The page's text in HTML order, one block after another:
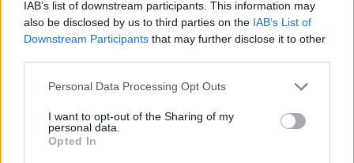
IAB’s list of downstream participants. This information may
also be disclosed by us to third parties on the IAB’s List of
Downstream Participants that may further disclose it to other
Personal Data Processing Opt Outs
I want to opt-out of the Sharing of my
personal data.
Opted In
Amposta recupera les Cases del Castell
i culmina un projecte estratègic que
vincula patrimoni, turisme i
gastronomia
Els vestits de paper guanyen força